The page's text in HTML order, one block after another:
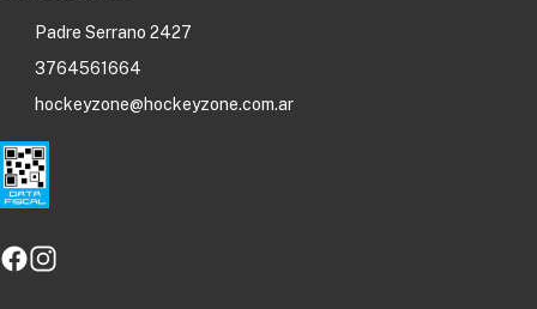
Padre Serrano 2427
3764561664
hockeyzone@hockeyzone.com.ar